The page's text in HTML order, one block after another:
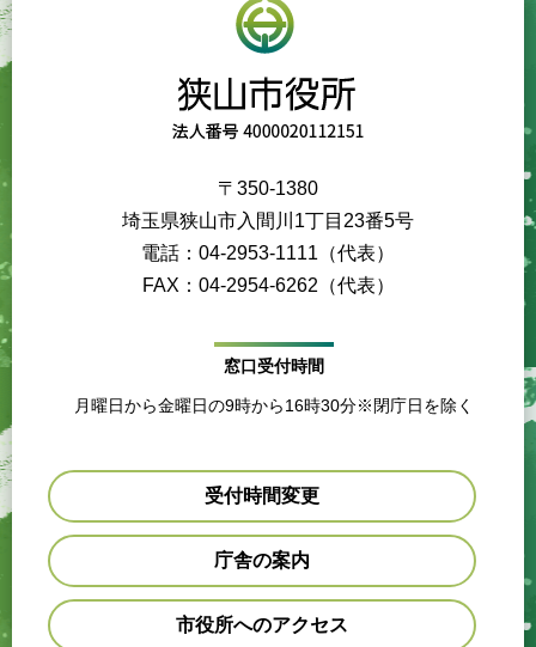
〒350-1380
埼玉県狭山市入間川1丁目23番5号
電話：04-2953-1111（代表）
FAX：04-2954-6262（代表）
窓口受付時間
月曜日から金曜日の9時から16時30分※閉庁日を除く
受付時間変更
庁舎の案内
市役所へのアクセス